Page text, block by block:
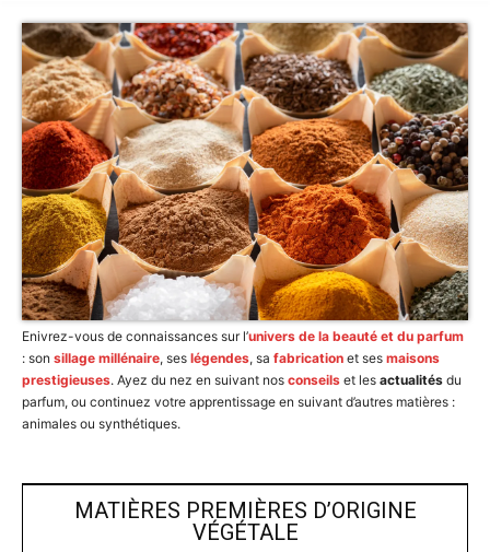
Enivrez-vous de connaissances sur l’univers de la beauté et du parfum
: son sillage millénaire, ses légendes, sa fabrication et ses maisons
prestigieuses. Ayez du nez en suivant nos conseils et les actualités du
parfum, ou continuez votre apprentissage en suivant d’autres matières :
animales ou synthétiques.
MATIÈRES PREMIÈRES D’ORIGINE
VÉGÉTALE